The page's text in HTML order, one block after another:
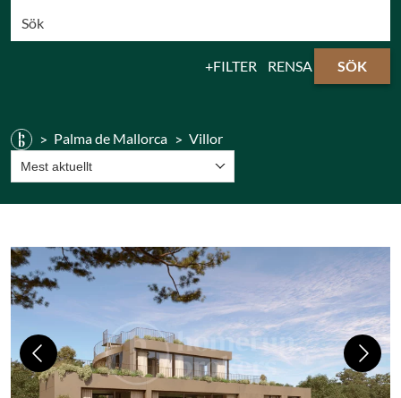
FILTER RENSA SÖK
Palma de Mallorca Villor
Mest aktuellt
Previous Next